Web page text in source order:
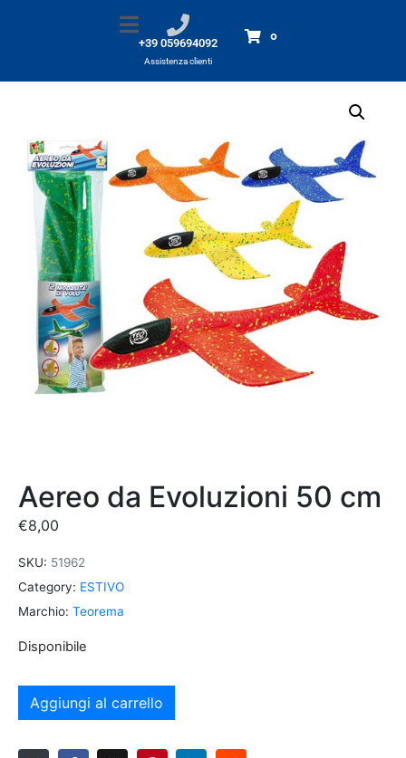
+39 059694092
Assistenza clienti
0
Prodotti Aereo da Evoluzioni 50 cm
Aereo da Evoluzioni 50 cm
€8,00
SKU: 51962
Category: ESTIVO
Marchio: Teorema
Disponibile
Aggiungi al carrello